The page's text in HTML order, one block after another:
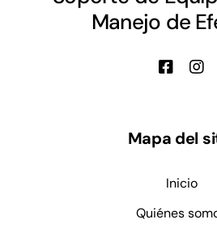
Soporte de
Manejo de
Mapa del
Inicio